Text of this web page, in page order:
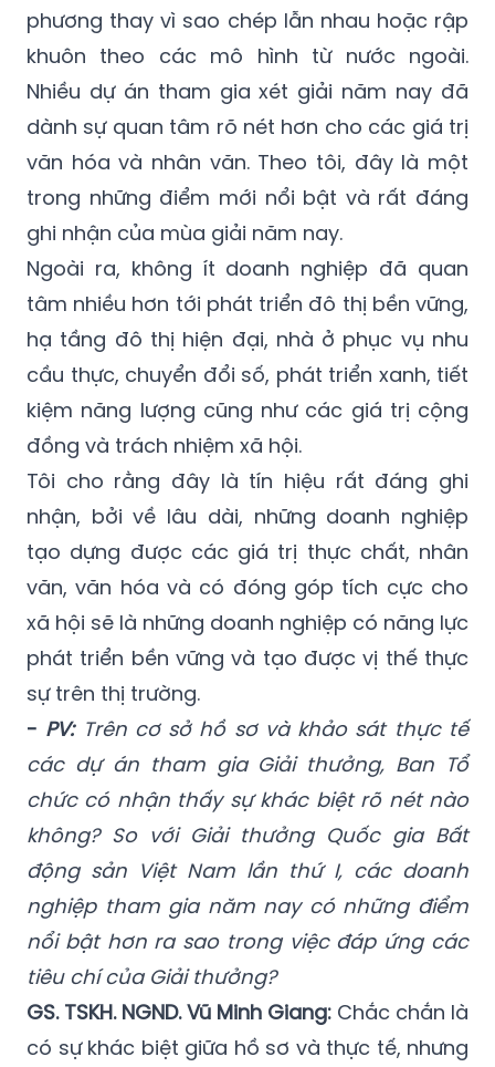
phương thay vì sao chép lẫn nhau hoặc rập
khuôn theo các mô hình từ nước ngoài.
Nhiều dự án tham gia xét giải năm nay đã
dành sự quan tâm rõ nét hơn cho các giá trị
văn hóa và nhân văn. Theo tôi, đây là một
trong những điểm mới nổi bật và rất đáng
ghi nhận của mùa giải năm nay.
Ngoài ra, không ít doanh nghiệp đã quan
tâm nhiều hơn tới phát triển đô thị bền vững,
hạ tầng đô thị hiện đại, nhà ở phục vụ nhu
cầu thực, chuyển đổi số, phát triển xanh, tiết
kiệm năng lượng cũng như các giá trị cộng
đồng và trách nhiệm xã hội.
Tôi cho rằng đây là tín hiệu rất đáng ghi
nhận, bởi về lâu dài, những doanh nghiệp
tạo dựng được các giá trị thực chất, nhân
văn, văn hóa và có đóng góp tích cực cho
xã hội sẽ là những doanh nghiệp có năng lực
phát triển bền vững và tạo được vị thế thực
sự trên thị trường.
- PV:Trên cơ sở hồ sơ và khảo sát thực tế
các dự án tham gia Giải thưởng, Ban Tổ
chức có nhận thấy sự khác biệt rõ nét nào
không? So với Giải thưởng Quốc gia Bất
động sản Việt Nam lần thứ I, các doanh
nghiệp tham gia năm nay có những điểm
nổi bật hơn ra sao trong việc đáp ứng các
tiêu chí của Giải thưởng?
GS. TSKH. NGND. Vũ Minh Giang: Chắc chắn là
có sự khác biệt giữa hồ sơ và thực tế, nhưng